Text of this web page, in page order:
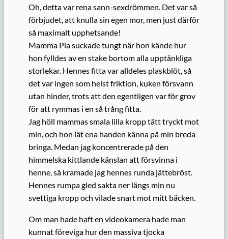
Oh, detta var rena sann-sexdrömmen. Det var så
förbjudet, att knulla sin egen mor, men just därför
så maximalt upphetsande!
Mamma Pia suckade tungt när hon kände hur
hon fylldes av en stake bortom alla upptänkliga
storlekar. Hennes fitta var alldeles plaskblöt, så
det var ingen som helst friktion, kuken försvann
utan hinder, trots att den egentligen var för grov
för att rymmas i en så trång fitta.
Jag höll mammas smala lilla kropp tätt tryckt mot
min, och hon lät ena handen känna på min breda
bringa. Medan jag koncentrerade på den
himmelska kittlande känslan att försvinna i
henne, så kramade jag hennes runda jättebröst.
Hennes rumpa gled sakta ner längs min nu
svettiga kropp och vilade snart mot mitt bäcken.
Om man hade haft en videokamera hade man
kunnat föreviga hur den massiva tjocka